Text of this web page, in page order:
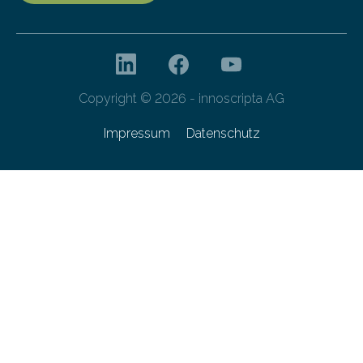
Copyright © 2026 - innoscripta AG
Impressum Datenschutz